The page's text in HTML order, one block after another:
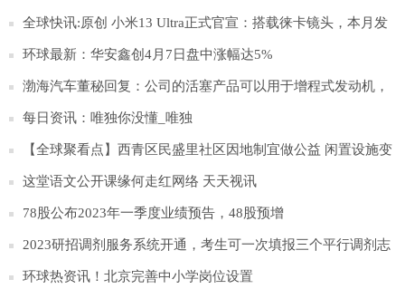
全球快讯:原创 小米13 Ultra正式官宣：搭载徕卡镜头，本月发
布
环球最新：华安鑫创4月7日盘中涨幅达5%
渤海汽车董秘回复：公司的活塞产品可以用于增程式发动机，
目前参与塞力斯问界M5、M7增程式发动机的配套:世界速看
每日资讯：唯独你没懂_唯独
【全球聚看点】西青区民盛里社区因地制宜做公益 闲置设施变
身“爱心置换亭”
这堂语文公开课缘何走红网络 天天视讯
78股公布2023年一季度业绩预告，48股预增
2023研招调剂服务系统开通，考生可一次填报三个平行调剂志
愿
环球热资讯！北京完善中小学岗位设置